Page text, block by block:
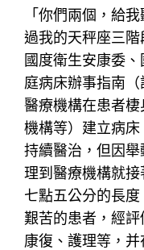
「你們兩個，給
過我的天秤座三
國度衛生安康委
庭病床辦事指南
醫療機構在患者
機構等）建立病
持續醫治，但因
理到醫療機構就
七點五公分的長
艱苦的患者，經評
康復、護理等，